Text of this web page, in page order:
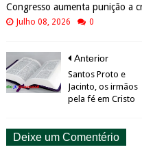
Congresso aumenta punição a
Julho 08, 2026 0
Anterior
Santos Proto e
Jacinto, os irmãos
pela fé em Cristo
Deixe um Comentério